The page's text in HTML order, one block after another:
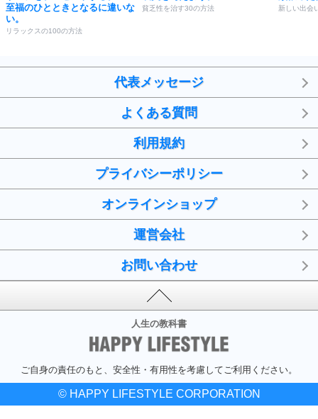
至福のひとときとなるに違いな
い。
リラックスの100の方法
貧乏性を治す30の方法 新しい出会
代表メッセージ
よくある質問
利用規約
プライバシーポリシー
オンラインショップ
運営会社
お問い合わせ
人生の教科書
ご自身の責任のもと、安全性・有用性を考慮してご利用ください。
© HAPPY LIFESTYLE CORPORATION